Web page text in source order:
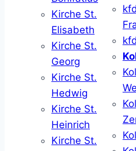
Kirche St.
Elisabeth
Kirche St.
Georg
Kirche St.
Hedwig
Kirche St.
Heinrich
Kirche St.